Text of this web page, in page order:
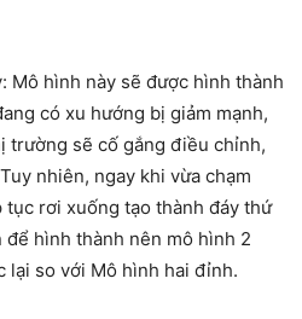
Mô hình này sẽ được hình thành
có xu hướng bị giảm mạnh,
trường sẽ cố gắng điều chỉnh,
nhiên, ngay khi vừa chạm
rơi xuống tạo thành đáy thứ
hình thành nên mô hình 2
lại so với Mô hình hai đỉnh.